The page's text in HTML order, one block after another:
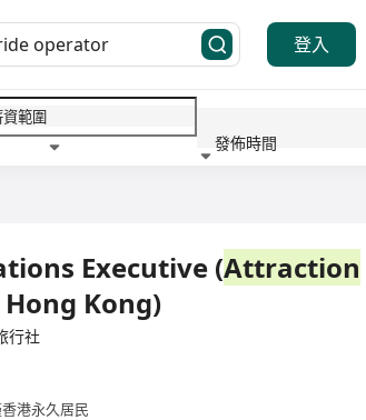
登入
發佈時間
Executive (Attraction
Kong)
行社
港永久居民